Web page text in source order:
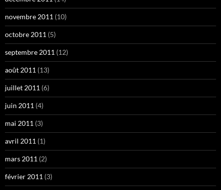
novembre 2011 (10)
octobre 2011 (5)
septembre 2011 (12)
août 2011 (13)
juillet 2011 (6)
juin 2011 (4)
mai 2011 (3)
avril 2011 (1)
mars 2011 (2)
février 2011 (3)